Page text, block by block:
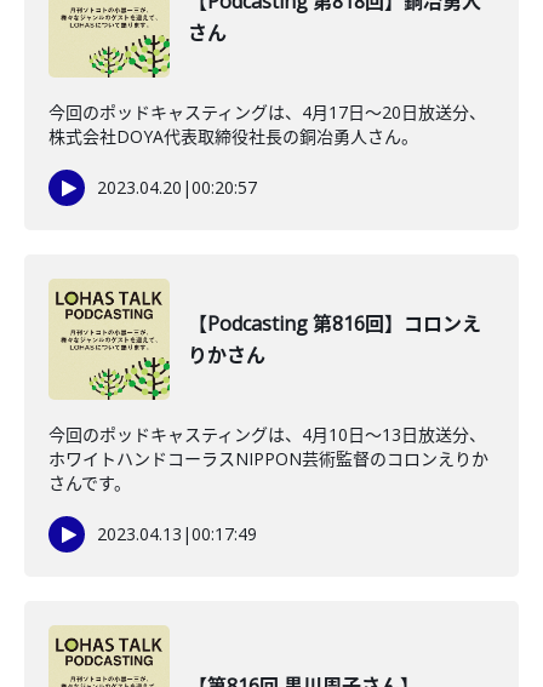
さん
今回のポッドキャスティングは、4月17日〜20日放送分、
株式会社DOYA代表取締役社長の銅冶勇人さん。
2023.04.20 |00:20:57
【Podcasting 第816回】コロンえ
りかさん
今回のポッドキャスティングは、4月10日〜13日放送分、
ホワイトハンドコーラスNIPPON芸術監督のコロンえりか
さんです。
2023.04.13 |00:17:49